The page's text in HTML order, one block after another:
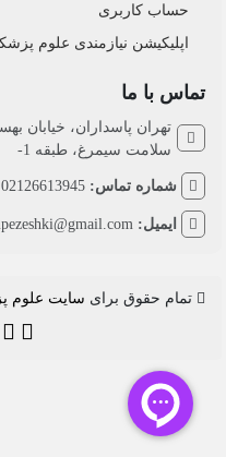
حساب کاربری
اپلیکیشن نیازمندی علوم
تماس با ما
سلامت سیمرغ، طبقه 1-
شماره تماس:02126613945
ایمیل:
تمام حقوق برای سایت علوم